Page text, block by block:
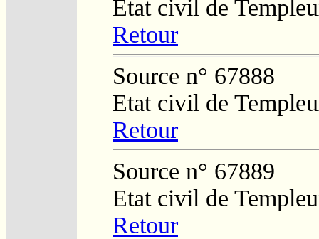
Etat civil de
Retour
Source n° 67888
Etat civil de
Retour
Source n° 67889
Etat civil de
Retour